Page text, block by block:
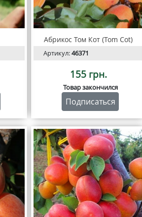
Абрикос Том Кот (Tom Cot)
Артикул:46371
155 грн.
Товар закончился
Подписаться